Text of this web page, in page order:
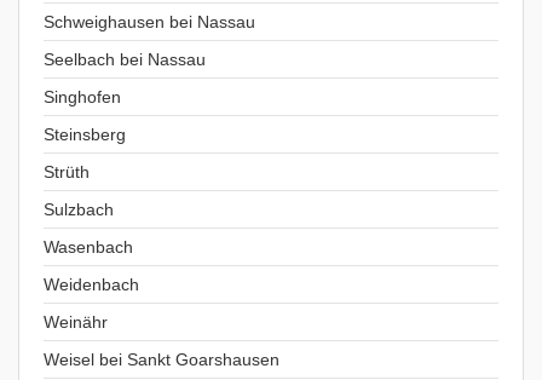
Schweighausen bei Nassau
Seelbach bei Nassau
Singhofen
Steinsberg
Strüth
Sulzbach
Wasenbach
Weidenbach
Weinähr
Weisel bei Sankt Goarshausen